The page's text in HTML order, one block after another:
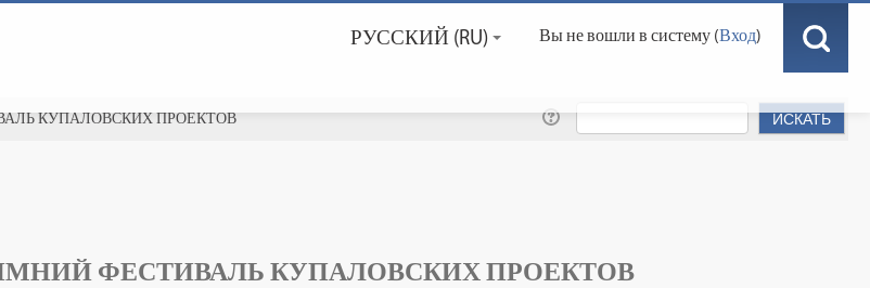
Вы не вошли в систему (Вход)
РУССКИЙ ‎(RU)‎
КУПАЛОВСКИХ ПРОЕКТОВ
ФЕСТИВАЛЬ КУПАЛОВСКИХ ПРОЕКТОВ